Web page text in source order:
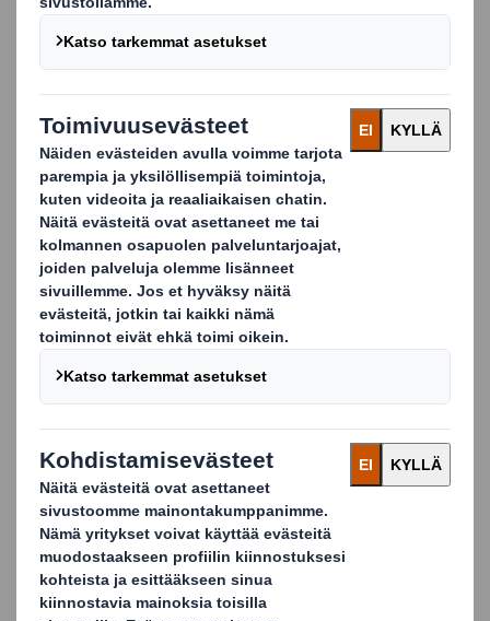
Tavoitteenamme on kehittää täydellisiä ratkaisuja
esillepanoon. Niiden toteutuksessa keskitytään
tuotteen taustalla olevaan konseptiin. Tämän ansiosta
pystymme kehittämään luovia ja omaperäisiä
esillepanoratkaisuja, joissa yhdistyvät:
Turvallinen kuljetus
Tehokas varastointi
Erinomainen esillepano myymälässä
Aaltopahvisten myyntitelineiden ja display-
ratkaisujen edut
Parantaa ostokokemusta
Tukee tuotteen brändiä
Tehokas viestintäväline
Lisäarvoa tuotteelle
Ympäristöystävällinen ja täysin kierrätettävä